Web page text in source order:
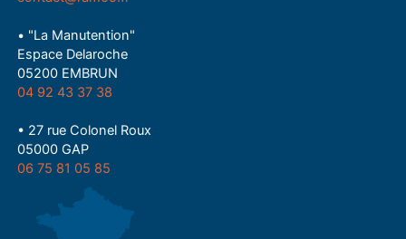
• "La Manutention"
Espace Delaroche
05200 EMBRUN
04 92 43 37 38
• 27 rue Colonel Roux
05000 GAP
06 75 81 05 85